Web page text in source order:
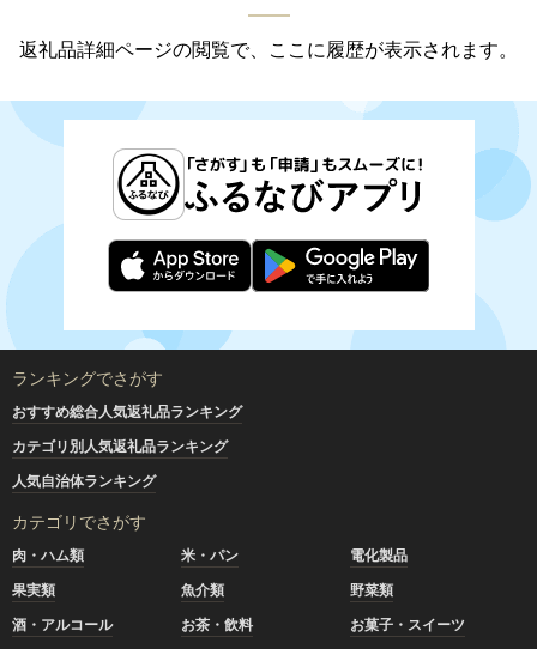
返礼品詳細ページの閲覧で、ここに履歴が表示されます。
ランキングでさがす
おすすめ総合人気返礼品ランキング
カテゴリ別人気返礼品ランキング
人気自治体ランキング
カテゴリでさがす
肉・ハム類 米・パン
電化製品
果実類
魚介類
野菜類
酒・アルコール
お茶・飲料
お菓子・スイーツ